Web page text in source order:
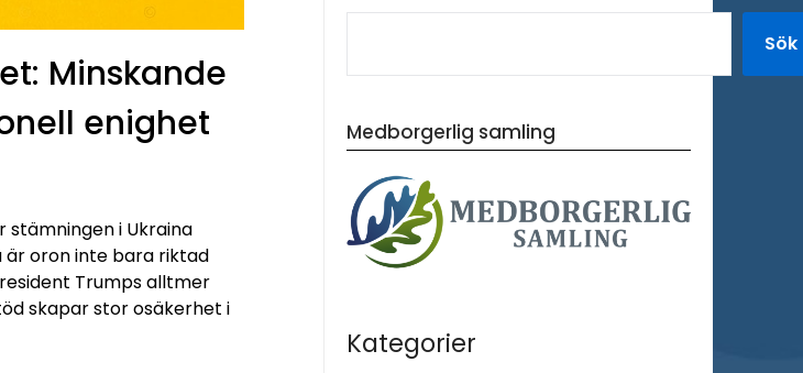
Minskande
enighet
stämningen i Ukraina
är oron inte bara riktad
Trumps alltmer
skapar stor osäkerhet i
Sök
Medborgerlig samling
Kategorier